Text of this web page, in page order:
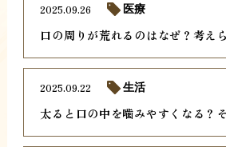
口の周りが荒れるのはなぜ？考え
2025.09.26 医療
太ると口の中を噛みやすくなる？
2025.09.22 生活